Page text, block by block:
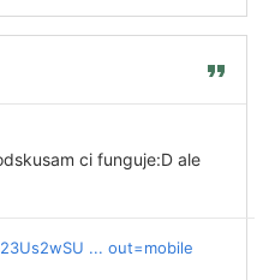
ci funguje:D ale
... out=mobile